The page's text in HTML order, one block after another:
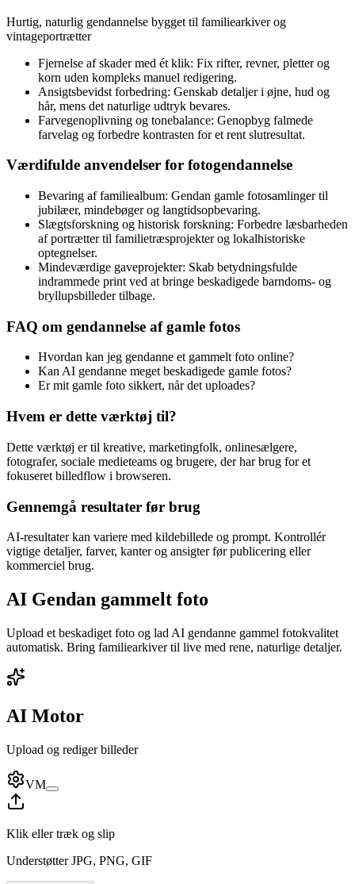
Hurtig, naturlig gendannelse bygget til familiearkiver og
vintageportrætter
Fjernelse af skader med ét klik: Fix rifter, revner, pletter og
korn uden kompleks manuel redigering.
Ansigtsbevidst forbedring: Genskab detaljer i øjne, hud og
hår, mens det naturlige udtryk bevares.
Farvegenoplivning og tonebalance: Genopbyg falmede
farvelag og forbedre kontrasten for et rent slutresultat.
Værdifulde anvendelser for fotogendannelse
Bevaring af familiealbum: Gendan gamle fotosamlinger til
jubilæer, mindebøger og langtidsopbevaring.
Slægtsforskning og historisk forskning: Forbedre læsbarheden
af portrætter til familietræsprojekter og lokalhistoriske
optegnelser.
Mindeværdige gaveprojekter: Skab betydningsfulde
indrammede print ved at bringe beskadigede barndoms- og
bryllupsbilleder tilbage.
FAQ om gendannelse af gamle fotos
Hvordan kan jeg gendanne et gammelt foto online?
Kan AI gendanne meget beskadigede gamle fotos?
Er mit gamle foto sikkert, når det uploades?
Hvem er dette værktøj til?
Dette værktøj er til kreative, marketingfolk, onlinesælgere,
fotografer, sociale medieteams og brugere, der har brug for et
fokuseret billedflow i browseren.
Gennemgå resultater før brug
AI-resultater kan variere med kildebillede og prompt. Kontrollér
vigtige detaljer, farver, kanter og ansigter før publicering eller
kommerciel brug.
AI Gendan gammelt foto
Upload et beskadiget foto og lad AI gendanne gammel fotokvalitet
automatisk. Bring familiearkiver til live med rene, naturlige detaljer.
AI Motor
Upload og rediger billeder
VM
Klik eller træk og slip
Understøtter JPG, PNG, GIF